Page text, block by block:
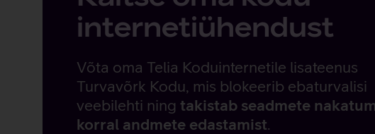
internetiühendust
Võta oma Telia Koduinternetile lisateenus
Turvavõrk Kodu, mis blokeerib ebaturvalisi
veebilehti ning takistab seadmete
korral andmete edastamist.